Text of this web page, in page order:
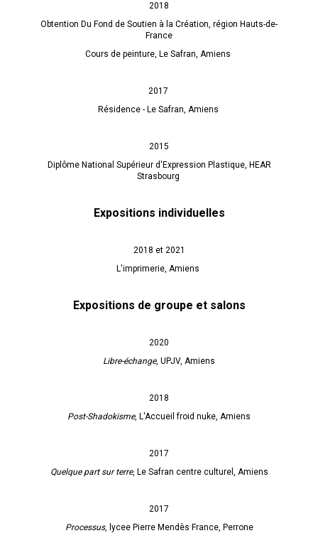
2018
Obtention Du Fond de Soutien à la Création, région Hauts-de-
France
Cours de peinture, Le Safran, Amiens
2017
Résidence - Le Safran, Amiens
2015
Diplôme National Supérieur d'Expression Plastique, HEAR
Strasbourg
Expositions individuelles
2018 et 2021
L'imprimerie, Amiens
Expositions de groupe et salons
2020
Libre-échange, UPJV, Amiens
2018
Post-Shadokisme, L'Accueil froid nuke, Amiens
2017
Quelque part sur terre, Le Safran centre culturel, Amiens
2017
Processus, lycee Pierre Mendès France, Perrone